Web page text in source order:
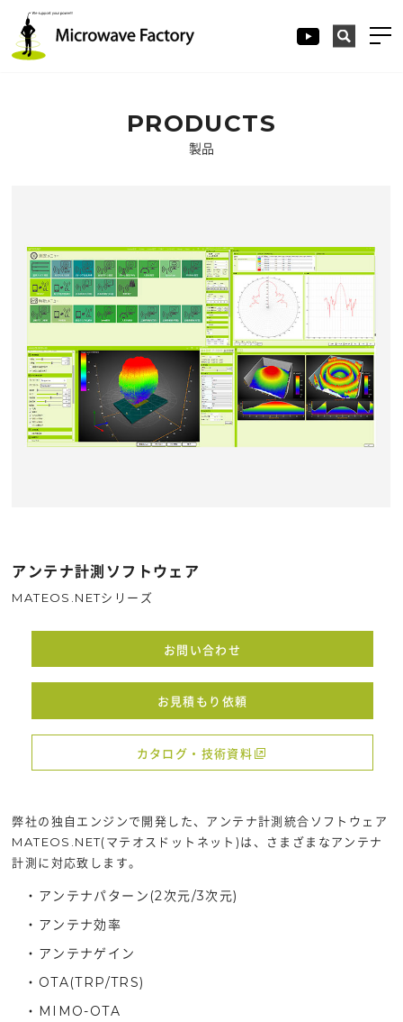
PRODUCTS
製品
アンテナ計測ソフトウェア
MATEOS.NETシリーズ
お問い合わせ
お見積もり依頼
カタログ・技術資料
弊社の独自エンジンで開発した、アンテナ計測統合ソフトウェア
MATEOS.NET(マテオスドットネット)は、さまざまなアンテナ
計測に対応致します。
・アンテナパターン(2次元/3次元)
・アンテナ効率
・アンテナゲイン
・OTA(TRP/TRS)
・MIMO-OTA